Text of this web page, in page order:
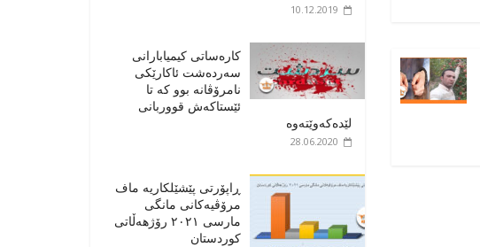
10.12.2019
کارەساتی کیمیابارانی
سەردەشت ئاکارێکی
نامرۆڤانە بوو کە تا
ئێستاکەش قووربانی
لێدەکەوێتەوە
28.06.2020
ڕاپۆرتی پێشێلکاریە ماف
مرۆڤیەکانی مانگی
مارسی ٢٠٢١ رۆژهەڵاتی
کوردستان